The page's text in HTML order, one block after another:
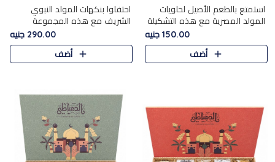
استمتع بالطعم الأصيل لحلويات
المولد المصرية مع هذه التشكيلة
المختارة بعناية من 9 قطع. تتضمن
التشكيلة جوزرية مع فول،ملبان
150.00 جنيه
أضف
احتفلوا بنكهات المولد النبوي
الشريف مع هذه المجموعة
الفاخرة المكونة من 19 قطعة،
والتي تم اختيارها بعناية فائقة لتُبرز
تشكيلة واسعة من الحلويات
290.00 جنيه
أضف